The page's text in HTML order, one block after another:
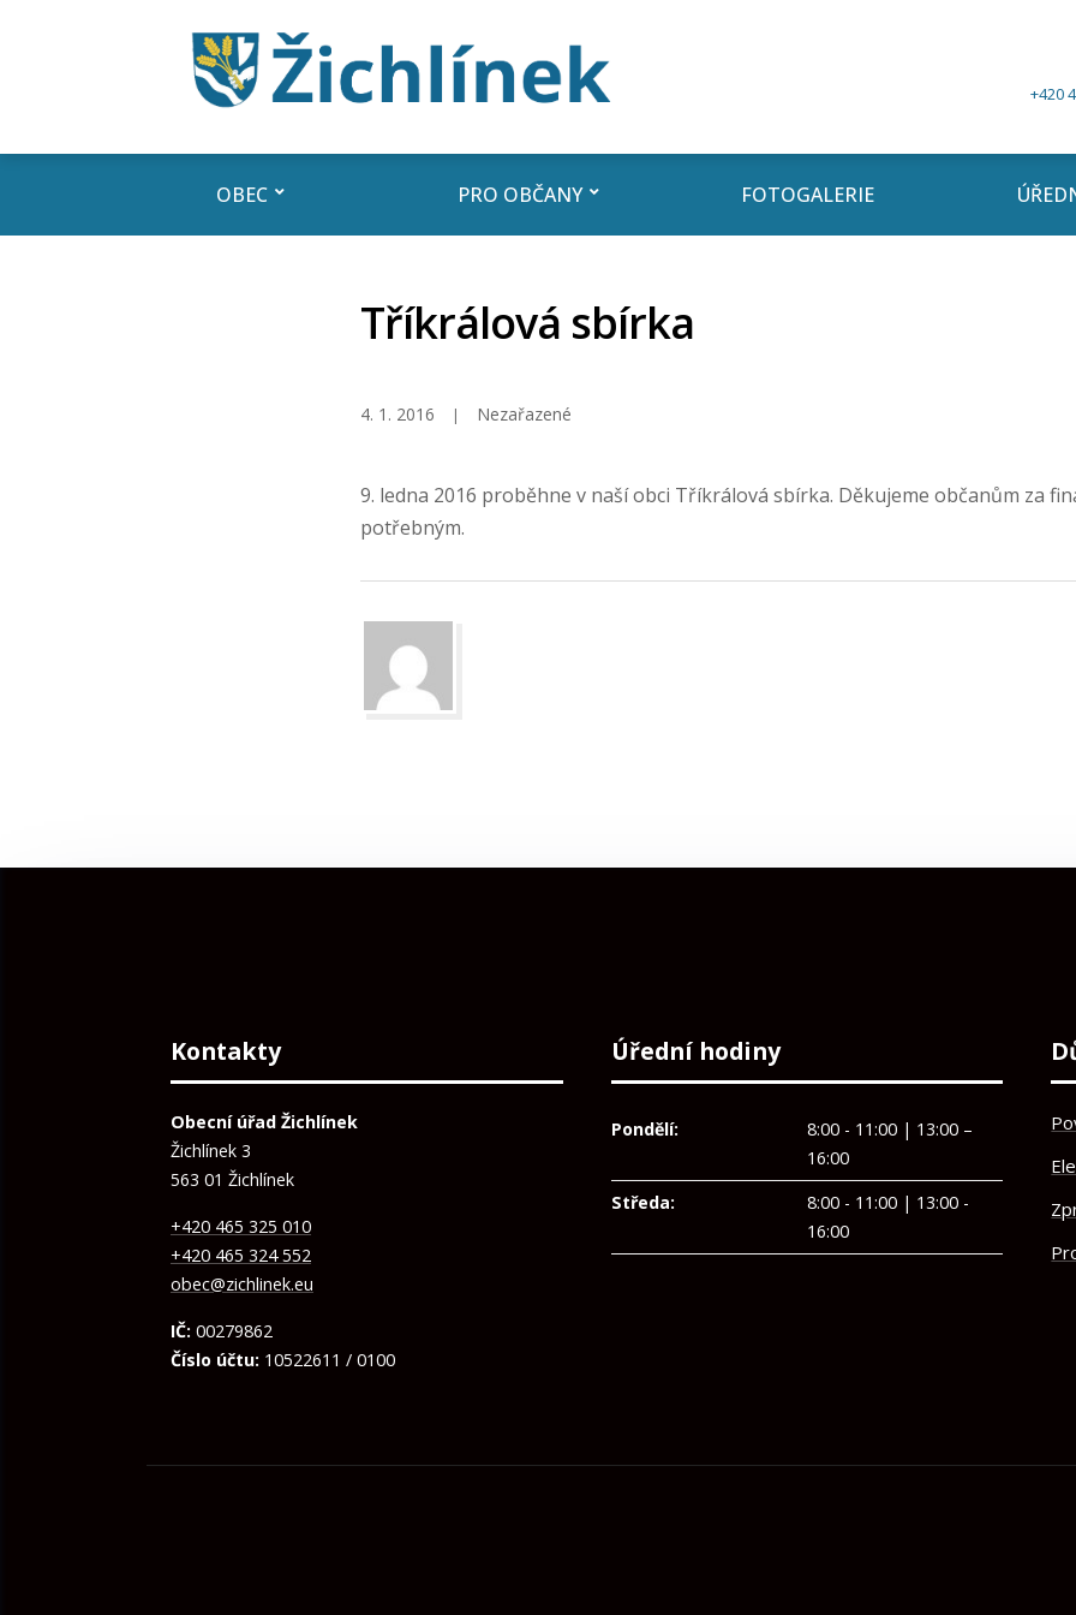
+420
OBEC PRO OBČANY FOTOGALERIE
Tříkrálová sbírka
4. 1. 2016 Nezařazené
9. ledna 2016 proběhne v naší obci Tříkrálová sbírka. Děkujeme občanům za
potřebným.
Kontakty
Obecní úřad Žichlínek
Žichlínek 3
563 01 Žichlínek
+420 465 325 010
+420 465 324 552
obec@zichlinek.eu
IČ: 00279862
Číslo účtu: 10522611 / 0100
Úřední hodiny
Pondělí:
8:00 - 11:00 | 13:00 –
16:00
Středa:
8:00 - 11:00 | 13:00 -
16:00